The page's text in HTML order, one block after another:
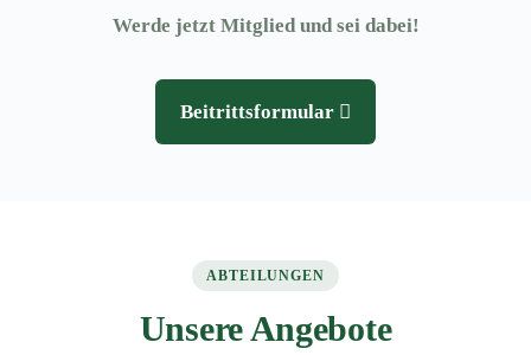
Werde jetzt Mitglied und sei dabei!
Beitrittsformular
ABTEILUNGEN
Unsere Angebote